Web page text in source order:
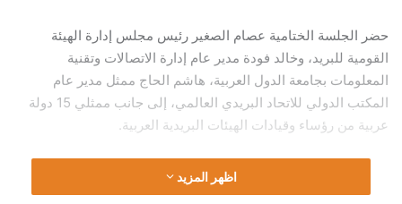
حضر الجلسة الختامية عصام الصغير رئيس مجلس إدارة الهيئة
القومية للبريد، وخالد فودة مدير عام إدارة الاتصالات وتقنية
المعلومات بجامعة الدول العربية، هاشم الحاج ممثل مدير عام
المكتب الدولي للاتحاد البريدي العالمي، إلى جانب ممثلي 15 دولة
عربية من رؤساء وقيادات الهيئات البريدية العربية.
اظهر المزيد